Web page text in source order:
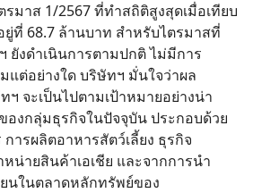
มาส 1/2567 ที่ทำสถิติสูงสุดเมื่อเทียบ
ที่ 68.7 ล้านบาท สำหรับไตรมาสที่
ยังดำเนินการตามปกติ ไม่มีการ
แต่อย่างใด บริษัทฯ มั่นใจว่าผล
จะเป็นไปตามเป้าหมายอย่างน่า
องกลุ่มธุรกิจในปัจจุบัน ประกอบด้วย
ารผลิตอาหารสัตว์เลี้ยง ธุรกิจ
น่ายสินค้าเอเชีย และจากการนำ
นในตลาดหลักทรัพย์ของ